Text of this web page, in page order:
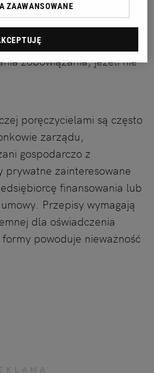
w art. 876–887
tej instytucji polega na
się wobec
zobowiązania, jeżeli nie
poręczycielami są często
zarządu,
gospodarczo z
prywatne zainteresowane
finansowania lub
Przepisy wymagają
dla oświadczenia
powoduje nieważność
ZAAWANSOWANE